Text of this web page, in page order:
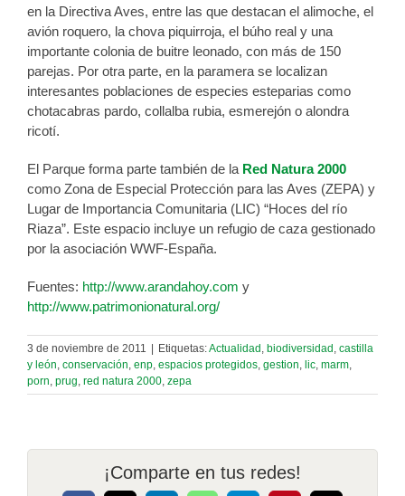
en la Directiva Aves, entre las que destacan el alimoche, el
avión roquero, la chova piquirroja, el búho real y una
importante colonia de buitre leonado, con más de 150
parejas. Por otra parte, en la paramera se localizan
interesantes poblaciones de especies esteparias como
chotacabras pardo, collalba rubia, esmerejón o alondra
ricotí.
El Parque forma parte también de la Red Natura 2000
como Zona de Especial Protección para las Aves (ZEPA) y
Lugar de Importancia Comunitaria (LIC) “Hoces del río
Riaza”. Este espacio incluye un refugio de caza gestionado
por la asociación WWF-España.
Fuentes: http://www.arandahoy.com y
http://www.patrimonionatural.org/
3 de noviembre de 2011 Etiquetas:Actualidad , biodiversidad , castilla
y león, conservación, enp, espacios protegidos, gestion, lic, marm,
porn, prug, red natura 2000, zepa
¡Comparte en tus redes!